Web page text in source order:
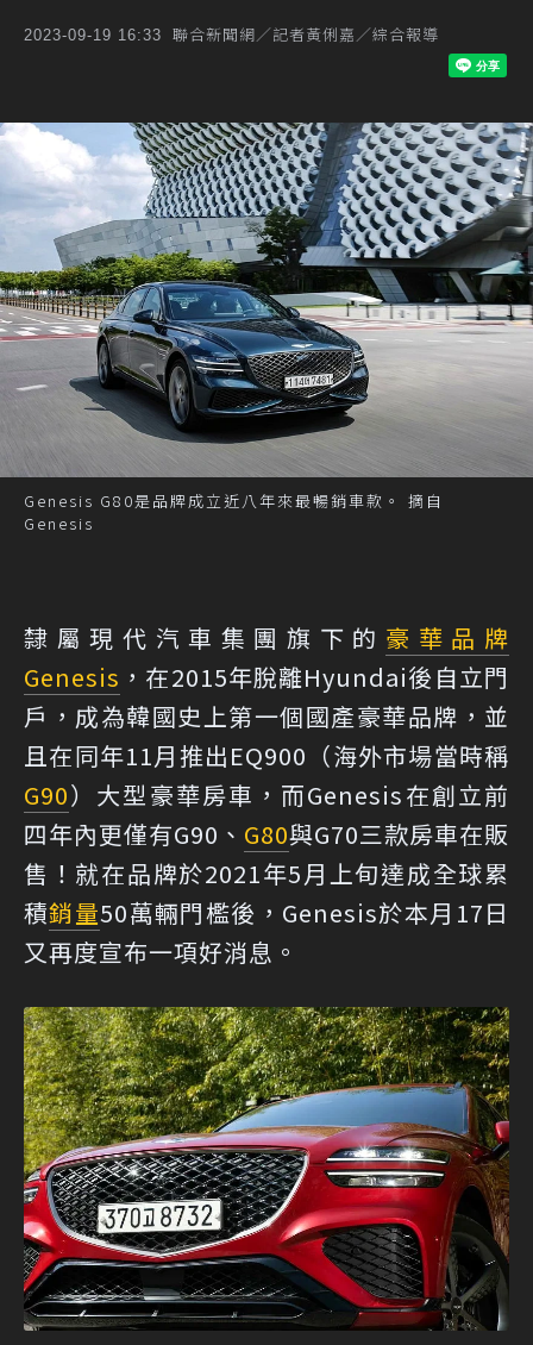
2023-09-19 16:33 聯合新聞網／記者黃俐嘉／綜合報導
Genesis G80是品牌成立近八年來最暢銷車款。 摘自
Genesis
隸屬現代汽車集團旗下的 豪華品牌
Genesis ，在2015年脫離Hyundai後自立門
戶，成為韓國史上第一個國產豪華品牌，並
且在同年11月推出EQ900（海外市場當時稱
G90）大型豪華房車，而Genesis在創立前
四年內更僅有G90、 G80與G70三款房車在販
售！就在品牌於2021年5月上旬達成全球累
積銷量50萬輛門檻後，Genesis於本月17日
又再度宣布一項好消息。